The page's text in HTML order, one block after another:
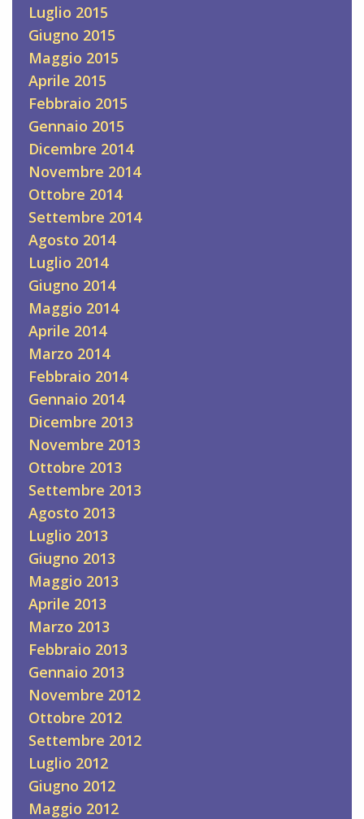
Luglio 2015
Giugno 2015
Maggio 2015
Aprile 2015
Febbraio 2015
Gennaio 2015
Dicembre 2014
Novembre 2014
Ottobre 2014
Settembre 2014
Agosto 2014
Luglio 2014
Giugno 2014
Maggio 2014
Aprile 2014
Marzo 2014
Febbraio 2014
Gennaio 2014
Dicembre 2013
Novembre 2013
Ottobre 2013
Settembre 2013
Agosto 2013
Luglio 2013
Giugno 2013
Maggio 2013
Aprile 2013
Marzo 2013
Febbraio 2013
Gennaio 2013
Novembre 2012
Ottobre 2012
Settembre 2012
Luglio 2012
Giugno 2012
Maggio 2012